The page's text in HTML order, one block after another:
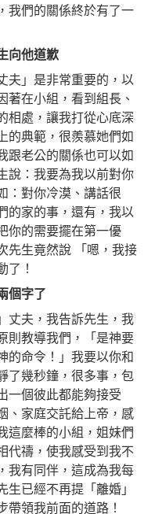
我們的關係終於有了一
向他道歉
夫」是非常重要的，以
著在小組，看到組長、
相處，讓我打從心底深
的典範，很羨慕她們如
跟老公的關係也可以如
說：我要為我以前對你
：對你冷漠、講話很
的家的事，還有，我以
你的需要擺在第一優
先生竟然說 「嗯，我接
了！
個字了
丈夫，我告訴先生，我
則教導我們，「是神要
的命令！」我要以你和
了幾秒鐘，很多事，包
一個彼此都能夠接受
、家庭交託給上帝，感
這麼棒的小組，姐妹們
代禱，使我感受到我不
我有同伴，這成為我每
已經不再提「離婚」
帶領我前面的道路！